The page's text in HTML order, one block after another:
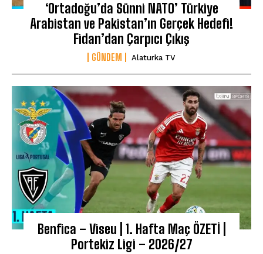
‘Ortadoğu’da Sünni NATO’ Türkiye
Arabistan ve Pakistan’ın Gerçek Hedefi!
Fidan’dan Çarpıcı Çıkış
GÜNDEM Alaturka TV
Benfica – Viseu | 1. Hafta Maç ÖZETİ |
Portekiz Ligi – 2026/27